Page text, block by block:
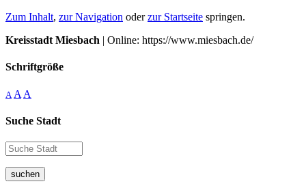
Zum Inhalt, zur Navigation oderzur Startseite springen.
Kreisstadt Miesbach | Online: https://www.miesbach.de/
Schriftgröße
A A A
Suche Stadt
suchen